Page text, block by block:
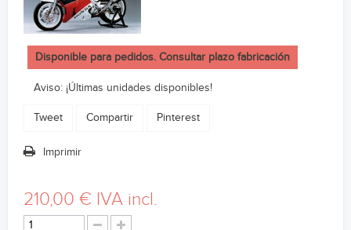
Disponible para pedidos. Consultar plazo fabricación
Aviso: ¡Últimas unidades disponibles!
Tweet Compartir Pinterest
Imprimir
210,00 € IVA incl.